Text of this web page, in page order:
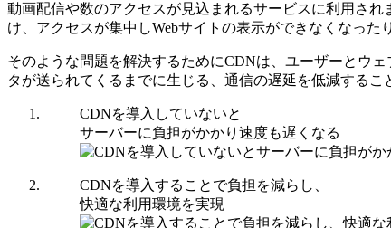
動画配信や数のアクセスが見込まれるサービスに利用さ
け、アクセスが集中しWebサイトの表示ができなくなっ
そのような問題を解決するためにCDNは、ユーザーとウ
タが送られてくるまでに生じる、通信の遅延を低減するこ
CDNを導入していないと
サーバーに負担がかかり速度も遅くなる
CDNを導入することで負担を減らし、
快適な利用環境を実現